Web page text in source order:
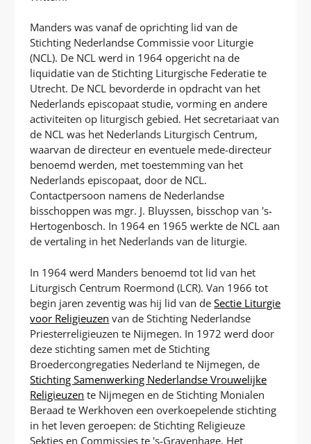
Manders was vanaf de oprichting lid van de
Stichting Nederlandse Commissie voor Liturgie
(NCL). De NCL werd in 1964 opgericht na de
liquidatie van de Stichting Liturgische Federatie te
Utrecht. De NCL bevorderde in opdracht van het
Nederlands episcopaat studie, vorming en andere
activiteiten op liturgisch gebied. Het secretariaat van
de NCL was het Nederlands Liturgisch Centrum,
waarvan de directeur en eventuele mede-directeur
benoemd werden, met toestemming van het
Nederlands episcopaat, door de NCL.
Contactpersoon namens de Nederlandse
bisschoppen was mgr. J. Bluyssen, bisschop van 's-
Hertogenbosch. In 1964 en 1965 werkte de NCL aan
de vertaling in het Nederlands van de liturgie.
In 1964 werd Manders benoemd tot lid van het
Liturgisch Centrum Roermond (LCR). Van 1966 tot
begin jaren zeventig was hij lid van deSectie Liturgie
voor Religieuzen van de Stichting Nederlandse
Priesterreligieuzen te Nijmegen. In 1972 werd door
deze stichting samen met de Stichting
Broedercongregaties Nederland te Nijmegen, de
Stichting Samenwerking Nederlandse Vrouwelijke
Religieuzen te Nijmegen en de Stichting Monialen
Beraad te Werkhoven een overkoepelende stichting
in het leven geroepen: de Stichting Religieuze
Sekties en Commissies te 's-Gravenhage. Het